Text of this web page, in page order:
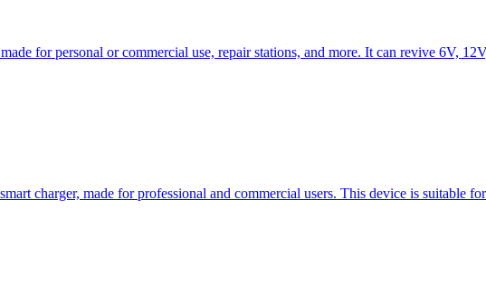
for personal or commercial use, repair stations, and more. It can revive 6V,
charger, made for professional and commercial users. This device is suitable